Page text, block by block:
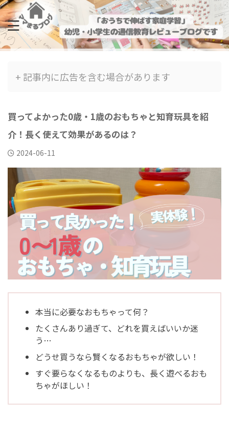
+ 記事内に広告を含む場合があります
買ってよかった0歳・1歳のおもちゃと知育玩具を紹
介！長く使えて効果があるのは？
2024-06-11
本当に必要なおもちゃって何？
たくさんあり過ぎて、どれを買えばいいか迷
う…
どうせ買うなら賢くなるおもちゃが欲しい！
すぐ要らなくなるものよりも、長く遊べるおも
ちゃがほしい！